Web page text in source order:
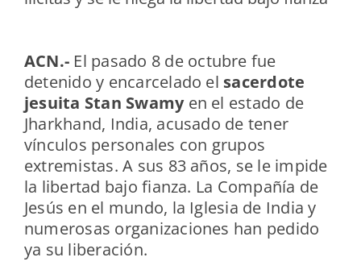
ACN.- El pasado 8 de octubre fue
detenido y encarcelado el sacerdote
jesuita Stan Swamyen el estado de
Jharkhand, India, acusado de tener
vínculos personales con grupos
extremistas. A sus 83 años, se le impide
la libertad bajo fianza. La Compañía de
Jesús en el mundo, la Iglesia de India y
numerosas organizaciones han pedido
ya su liberación.